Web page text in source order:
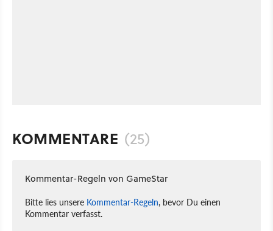
KOMMENTARE (25)
Kommentar-Regeln von GameStar
Bitte lies unsere Kommentar-Regeln, bevor Du einen
Kommentar verfasst.